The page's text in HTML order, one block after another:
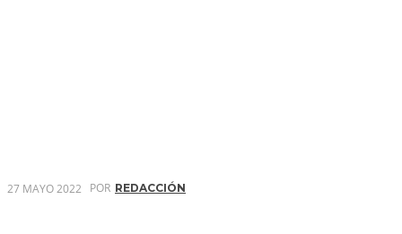
27 MAYO 2022 POR REDACCIÓN